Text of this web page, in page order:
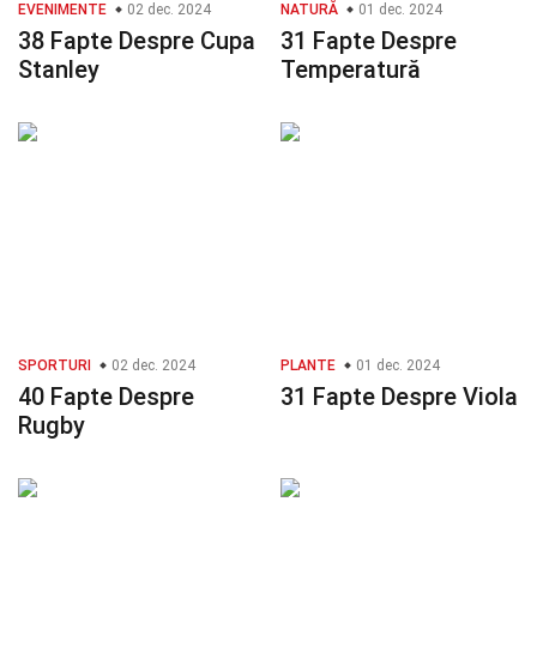
EVENIMENTE 02 dec. 2024
38 Fapte Despre Cupa
Stanley
NATURĂ 01 dec. 2024
31 Fapte Despre
Temperatură
SPORTURI 02 dec. 2024
40 Fapte Despre
Rugby
PLANTE 01 dec. 2024
31 Fapte Despre Viola